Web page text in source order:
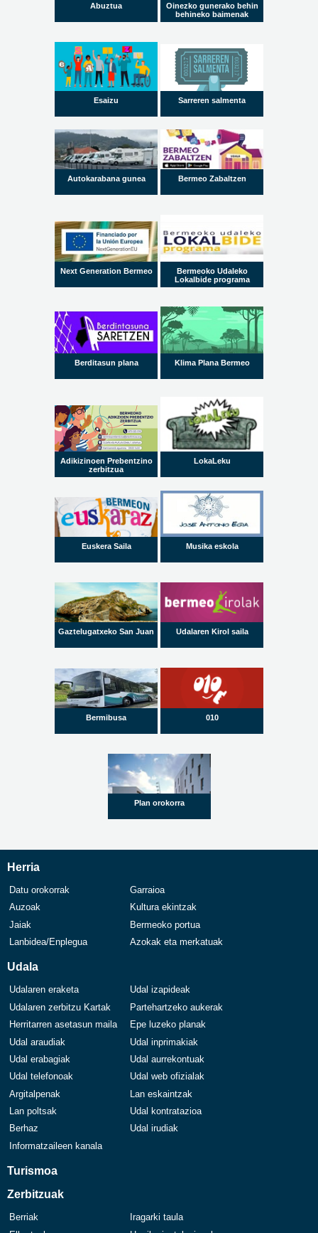
Abuztua
Oinezko gunerako behin
behineko baimenak
Esaizu Sarreren salmenta
Autokarabana gunea Bermeo Zabaltzen
Next Generation Bermeo
Bermeoko Udaleko
Lokalbide programa
Berditasun plana Klima Plana Bermeo
Adikizinoen Prebentzino
zerbitzua
LokaLeku
Euskera Saila Musika eskola
Gaztelugatxeko San Juan Udalaren Kirol saila
Bermibusa 010
Plan orokorra
Herria
Datu orokorrak
Garraioa
Auzoak
Kultura ekintzak
Jaiak
Bermeoko portua
Lanbidea/Enplegua
Azokak eta merkatuak
Udala
Udalaren eraketa
Udal izapideak
Udalaren zerbitzu Kartak
Partehartzeko aukerak
Herritarren asetasun maila
Epe luzeko planak
Udal araudiak
Udal inprimakiak
Udal erabagiak
Udal aurrekontuak
Udal telefonoak
Udal web ofizialak
Argitalpenak
Lan eskaintzak
Lan poltsak
Udal kontratazioa
Berhaz
Udal irudiak
Informatzaileen kanala
Turismoa
Zerbitzuak
Berriak
Iragarki taula